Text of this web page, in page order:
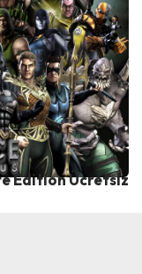
Edition Ücretsiz